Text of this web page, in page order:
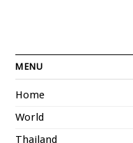
MENU
Home
World
Thailand